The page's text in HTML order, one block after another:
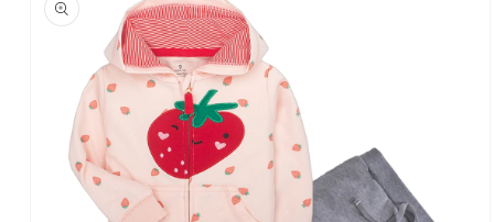
información
del producto